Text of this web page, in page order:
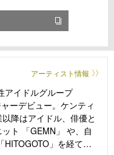
アーティスト情報
アイドルグループ
ーデビュー。ケンティ
降はアイドル、俳優と
ト 「GEMN」 や、自
」を経て、